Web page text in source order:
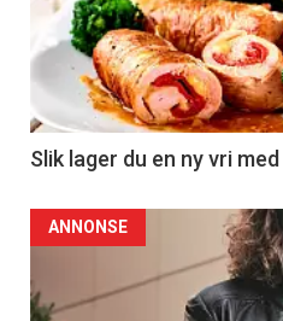
Slik lager du en ny vri
ANNONSE